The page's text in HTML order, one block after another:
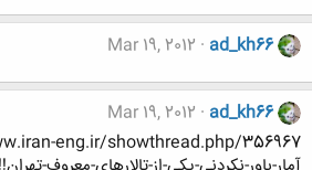
ad_kh66
Mar 19, 2012
ad_kh66
Mar 19, 2012